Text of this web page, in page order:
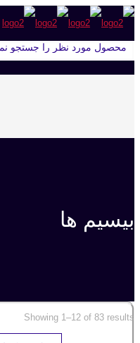
بیسیم ها
Showing 1–12 of 83 results